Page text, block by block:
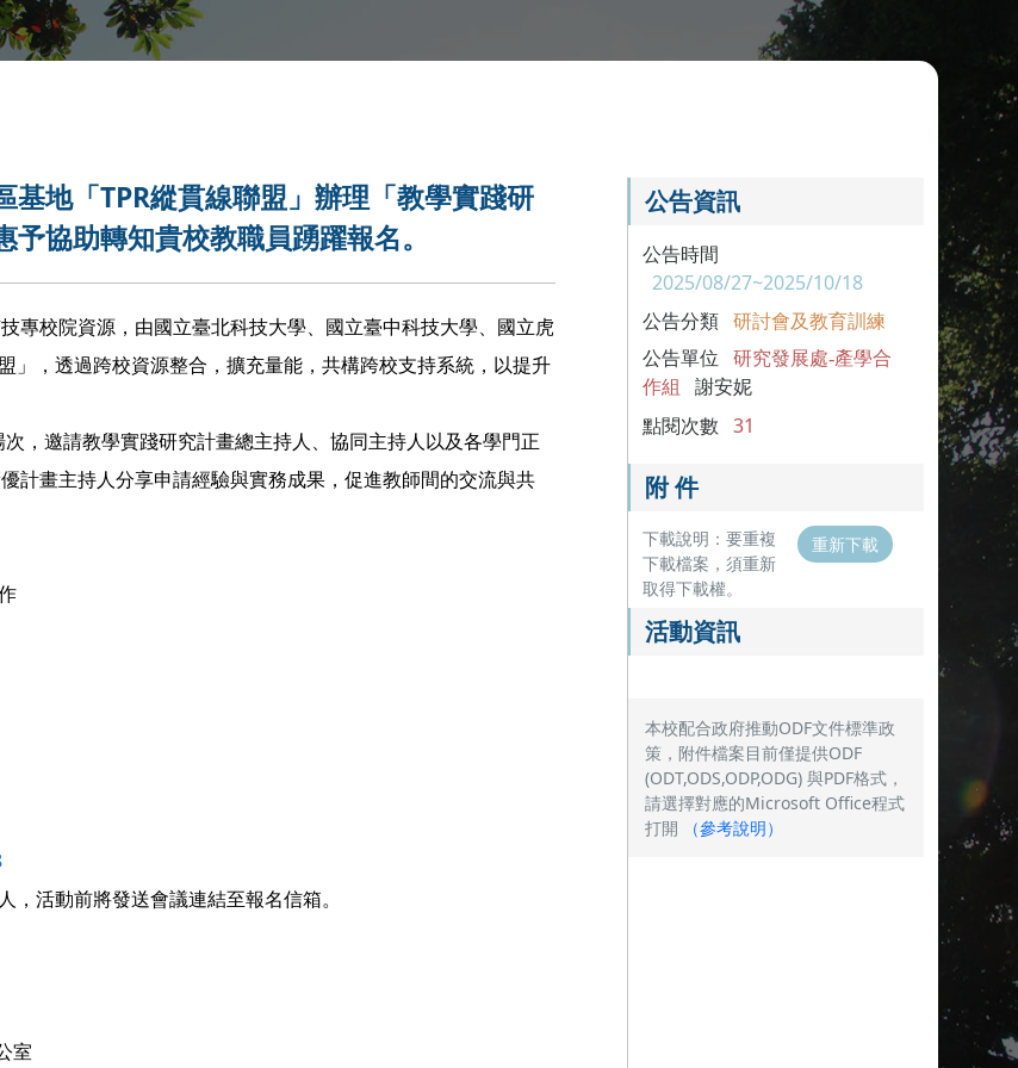
基地「TPR縱貫線聯盟」辦理「教學實踐研
協助轉知貴校教職員踴躍報名。
專校院資源，由國立臺北科技大學、國立臺中科技大學、國立虎
」，透過跨校資源整合，擴充量能，共構跨校支持系統，以提升
，邀請教學實踐研究計畫總主持人、協同主持人以及各學門正
計畫主持人分享申請經驗與實務成果，促進教師間的交流與共
活動前將發送會議連結至報名信箱。
室
公告資訊
公告時間
2025/08/27~2025/10/18
公告分類 研討會及教育訓練
公告單位
研究發展處-產學合
作組
謝安妮
點閱次數 31
附 件
下載說明：要重複
下載檔案，須重新
取得下載權。
重新下載
活動資訊
本校配合政府推動ODF文件標準政
策，附件檔案目前僅提供ODF
(ODT,ODS,ODP,ODG) 與PDF格式，
請選擇對應的Microsoft Office程式
打開
（參考說明）